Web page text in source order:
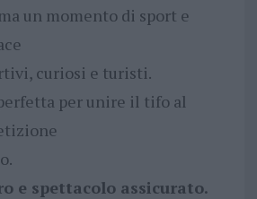
un momento di sport e
curiosi e turisti.
per unire il tifo al
e spettacolo assicurato.